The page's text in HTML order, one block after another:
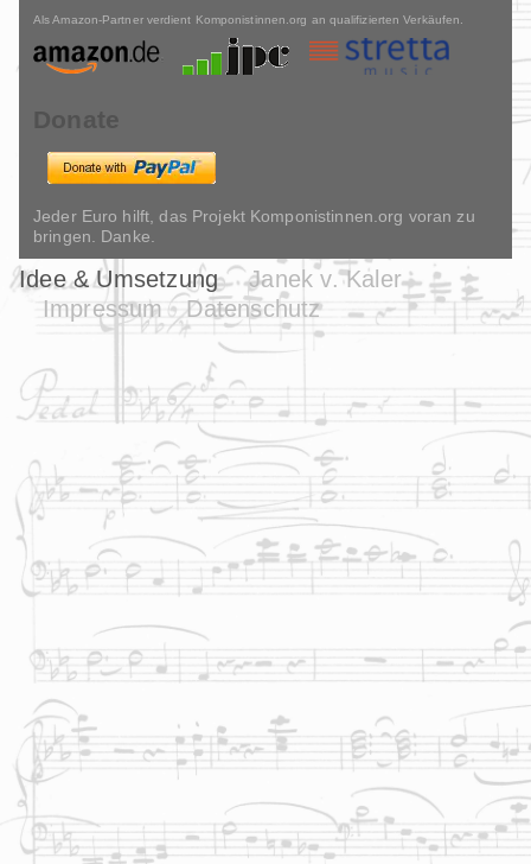
Als Amazon-Partner verdient Komponistinnen.org an qualifizierten Verkäufen.
Donate
Jeder Euro hilft, das Projekt Komponistinnen.org voran zu
bringen. Danke.
Idee & Umsetzung
Janek v. Kaler
Impressum
Datenschutz